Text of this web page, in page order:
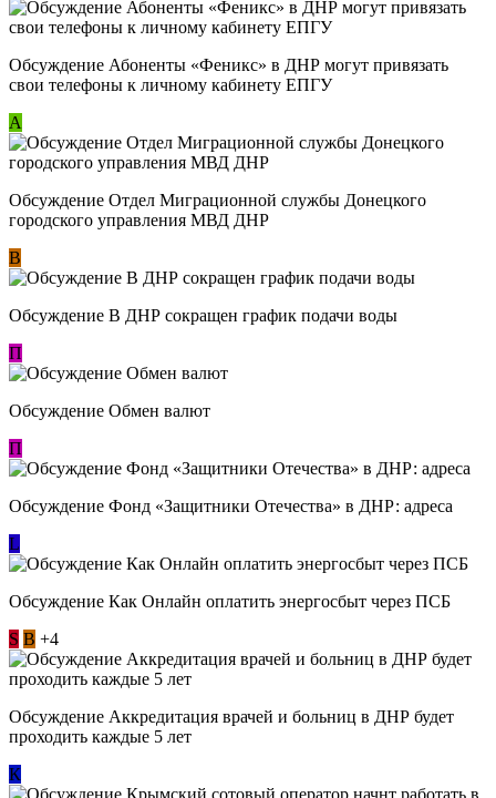
Обсуждение ​Абоненты «Феникс» в ДНР могут привязать
свои телефоны к личному кабинету ЕПГУ
А
Обсуждение Отдел Миграционной службы Донецкого
городского управления МВД ДНР
В
Обсуждение В ДНР сокращен график подачи воды
П
Обсуждение Обмен валют
П
Обсуждение Фонд «Защитники Отечества» в ДНР: адреса
L
Обсуждение ​Как Онлайн оплатить энергосбыт через ПСБ
S В +4
Обсуждение Аккредитация врачей и больниц в ДНР будет
проходить каждые 5 лет
К